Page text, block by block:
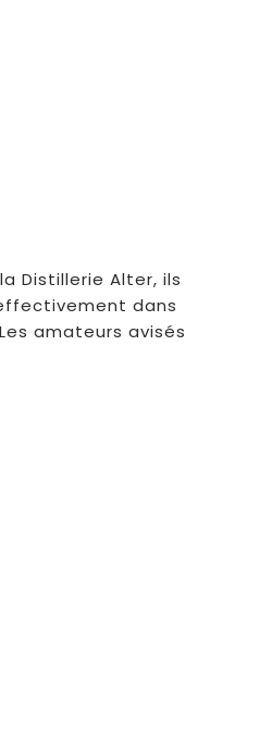
Distillerie Alter, ils
dans
amateurs avisés